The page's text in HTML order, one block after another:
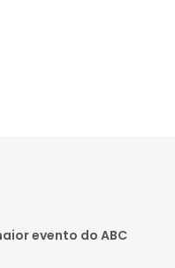
evento do ABC